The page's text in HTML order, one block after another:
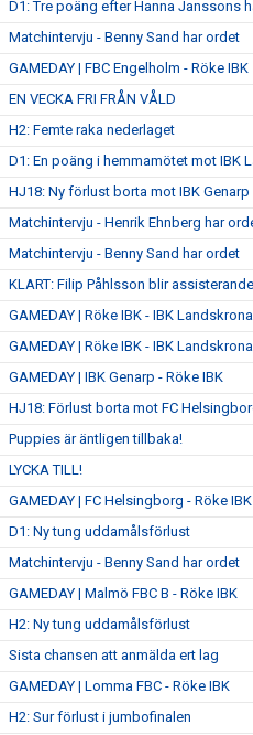
D1: Tre poäng efter Hanna Janssons
Matchintervju - Benny Sand har ordet
GAMEDAY | FBC Engelholm - Röke IBK
EN VECKA FRI FRÅN VÅLD
H2: Femte raka nederlaget
D1: En poäng i hemmamötet mot IBK
HJ18: Ny förlust borta mot IBK Genarp
Matchintervju - Henrik Ehnberg har
Matchintervju - Benny Sand har ordet
KLART: Filip Påhlsson blir
GAMEDAY | Röke IBK - IBK Landskrona
GAMEDAY | Röke IBK - IBK Landskrona
GAMEDAY | IBK Genarp - Röke IBK
HJ18: Förlust borta mot FC
Puppies är äntligen tillbaka!
LYCKA TILL!
GAMEDAY | FC Helsingborg - Röke IBK
D1: Ny tung uddamålsförlust
Matchintervju - Benny Sand har ordet
GAMEDAY | Malmö FBC B - Röke IBK
H2: Ny tung uddamålsförlust
Sista chansen att anmälda ert lag
GAMEDAY | Lomma FBC - Röke IBK
H2: Sur förlust i jumbofinalen